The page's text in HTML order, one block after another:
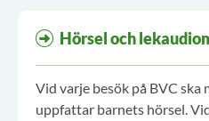
Hörsel och
Vid varje besök på BVC
uppfattar barnets hörsel.